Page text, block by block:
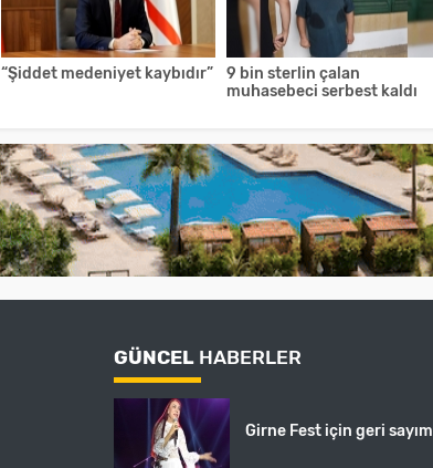
“Şiddet medeniyet kaybıdır”
9 bin sterlin çalan
muhasebeci serbest kaldı
GÜNCEL HABERLER
Girne Fest için geri sayım